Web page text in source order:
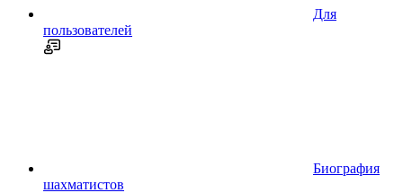
Для
пользователей
Биография
шахматистов